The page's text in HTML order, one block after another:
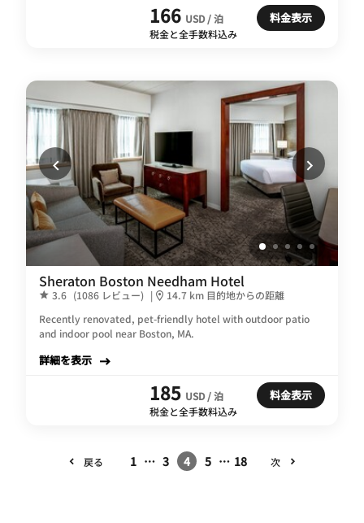
166 USD / 泊
税金と全手数料込み
料金表示
Sheraton Boston Needham Hotel
3.6 (1086 レビュー) |
14.7 km 目的地からの距離
Recently renovated, pet-friendly hotel with outdoor patio
and indoor pool near Boston, MA.
詳細を表示
185 USD / 泊
税金と全手数料込み
料金表示
戻る 1 … 3 4 5 … 18 次